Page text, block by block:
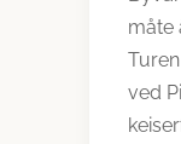
måte
ved